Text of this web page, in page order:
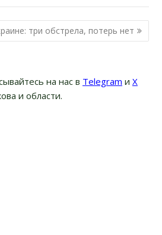
три обстрела, потерь нет
на нас в Telegram и Х
и области.